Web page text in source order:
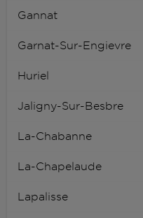
Gannat
Garnat-Sur-Engievre
Huriel
Jaligny-Sur-Besbre
La-Chabanne
La-Chapelaude
Lapalisse